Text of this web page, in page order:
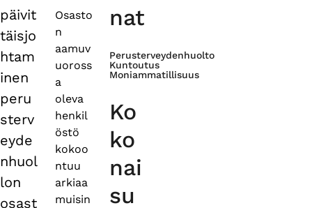
päivit
täisjo
htam
inen
peru
sterv
eyde
nhuol
lon
osast
Osasto
n
aamuv
uoross
a
oleva
henkil
östö
kokoo
ntuu
arkiaa
muisin
nat
Perusterveydenhuolto
Kuntoutus
Moniammatillisuus
Ko
ko
nai
su